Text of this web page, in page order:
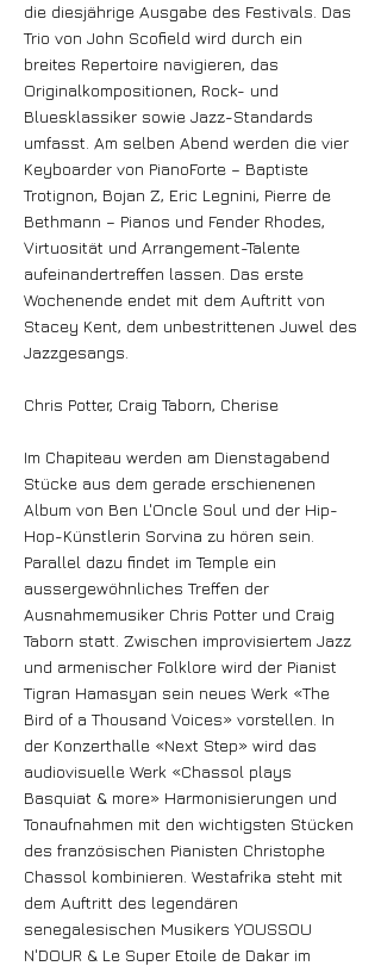
die diesjährige Ausgabe des Festivals. Das
Trio von John Scofield wird durch ein
breites Repertoire navigieren, das
Originalkompositionen, Rock- und
Bluesklassiker sowie Jazz-Standards
umfasst. Am selben Abend werden die vier
Keyboarder von PianoForte – Baptiste
Trotignon, Bojan Z, Eric Legnini, Pierre de
Bethmann – Pianos und Fender Rhodes,
Virtuosität und Arrangement-Talente
aufeinandertreffen lassen. Das erste
Wochenende endet mit dem Auftritt von
Stacey Kent, dem unbestrittenen Juwel des
Jazzgesangs.
Chris Potter, Craig Taborn, Cherise
Im Chapiteau werden am Dienstagabend
Stücke aus dem gerade erschienenen
Album von Ben L'Oncle Soul und der Hip-
Hop-Künstlerin Sorvina zu hören sein.
Parallel dazu findet im Temple ein
aussergewöhnliches Treffen der
Ausnahmemusiker Chris Potter und Craig
Taborn statt. Zwischen improvisiertem Jazz
und armenischer Folklore wird der Pianist
Tigran Hamasyan sein neues Werk «The
Bird of a Thousand Voices» vorstellen. In
der Konzerthalle «Next Step» wird das
audiovisuelle Werk «Chassol plays
Basquiat & more» Harmonisierungen und
Tonaufnahmen mit den wichtigsten Stücken
des französischen Pianisten Christophe
Chassol kombinieren. Westafrika steht mit
dem Auftritt des legendären
senegalesischen Musikers YOUSSOU
N'DOUR & Le Super Etoile de Dakar im